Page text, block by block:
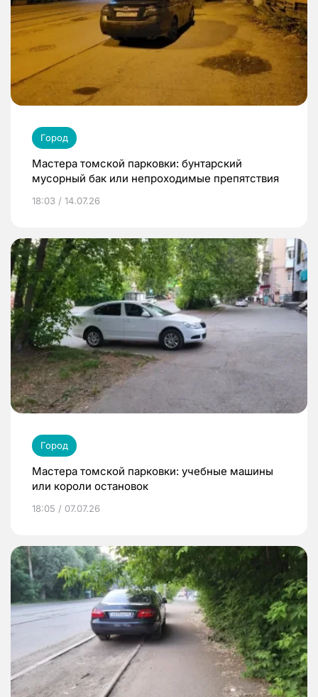
Город
Мастера томской парковки: бунтарский
мусорный бак или непроходимые препятствия
18:03 / 14.07.26
Город
Мастера томской парковки: учебные машины
или короли остановок
18:05 / 07.07.26